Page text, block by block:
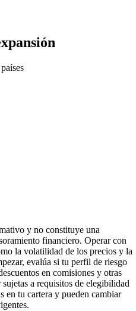
y no constituye una
financiero. Operar con
la volatilidad de los precios y la
evalúa si tu perfil de riesgo
en comisiones y otras
a requisitos de elegibilidad
en tu cartera y pueden cambiar